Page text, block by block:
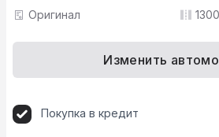
Оригинал
Изменить
Покупка в кредит